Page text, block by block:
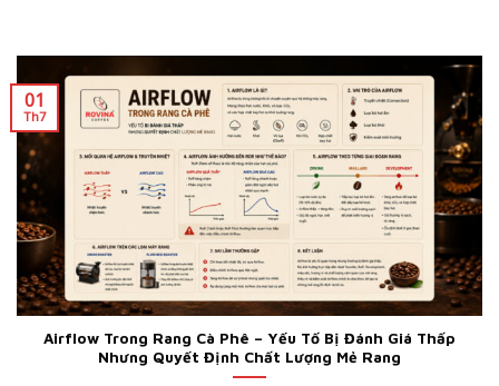
Airflow Trong Rang Cà Phê – Yếu Tố Bị Đánh Giá Thấp
Nhưng Quyết Định Chất Lượng Mẻ Rang
01
Th7